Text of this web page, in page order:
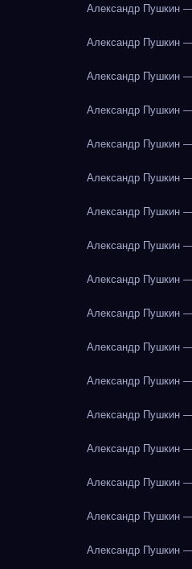
Александр Пушкин
Александр Пушкин
Александр Пушкин
Александр Пушкин
Александр Пушкин
Александр Пушкин
Александр Пушкин
Александр Пушкин
Александр Пушкин
Александр Пушкин
Александр Пушкин
Александр Пушкин
Александр Пушкин
Александр Пушкин
Александр Пушкин
Александр Пушкин
Александр Пушкин